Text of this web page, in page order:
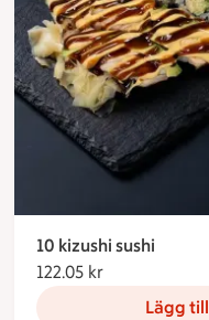
10 kizushi sushi
122.05 kr
Lägg till